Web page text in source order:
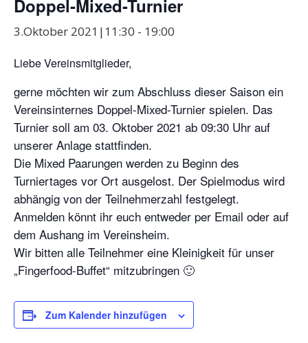
Doppel-Mixed-Turnier
3.Oktober 2021|11:30 - 19:00
Liebe Vereinsmitglieder,
gerne möchten wir zum Abschluss dieser Saison ein
Vereinsinternes Doppel-Mixed-Turnier spielen. Das
Turnier soll am 03. Oktober 2021 ab 09:30 Uhr auf
unserer Anlage stattfinden.
Die Mixed Paarungen werden zu Beginn des
Turniertages vor Ort ausgelost. Der Spielmodus wird
abhängig von der Teilnehmerzahl festgelegt.
Anmelden könnt ihr euch entweder per Email oder auf
dem Aushang im Vereinsheim.
Wir bitten alle Teilnehmer eine Kleinigkeit für unser
„Fingerfood-Buffet“ mitzubringen 🙂
Zum Kalender hinzufügen